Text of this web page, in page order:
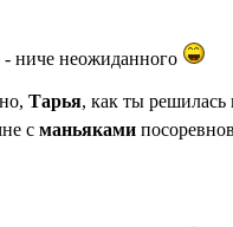
- ниче неожиданного
Тарья, как ты решилась
с маньяками